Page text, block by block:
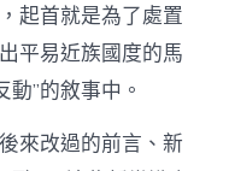
起首就是為了處置
平易近族國度的馬
”的敘事中。
來改過的前言、新